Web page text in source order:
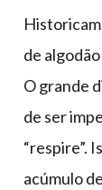
de
O grande
de ser
“respire”.
acúmulo